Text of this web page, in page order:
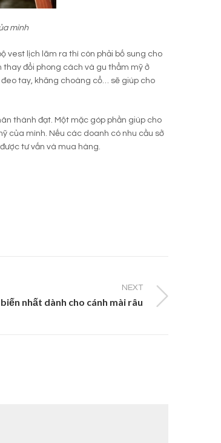
mình
vest lịch lãm ra thì còn phải bố sung cho
thay đổi phong cách và gu thẩm mỹ ở
đeo tay, khăng choàng cổ… sẽ giúp cho
thành đạt. Một mặc góp phần giúp cho
của mình. Nếu các doanh có nhu cầu sở
tư vấn và mua hàng.
NEXT
nhất dành cho cánh mài râu